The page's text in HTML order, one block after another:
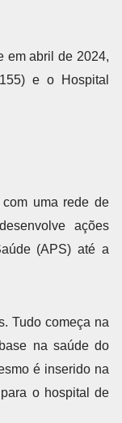
em abril de 2024,
e o Hospital
uma rede de
ações
(APS) até a
Tudo começa na
na saúde do
é inserido na
o hospital de